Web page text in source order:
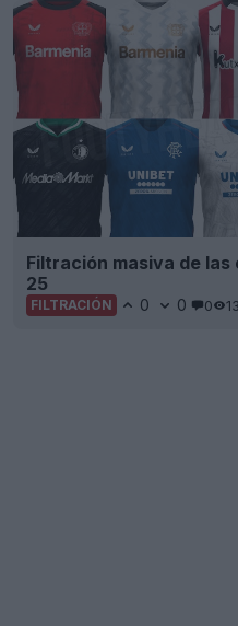
Filtración masiva de
25
FILTRACIÓN 0 0 0